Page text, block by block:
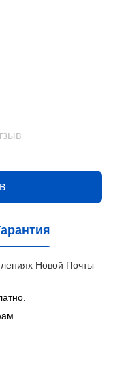
Новой Почты